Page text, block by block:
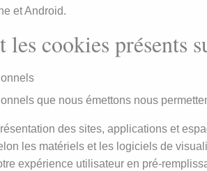
et Android.
les cookies présents
que nous émettons nous
des sites, applications et
les matériels et les logiciels de
expérience utilisateur en pré-